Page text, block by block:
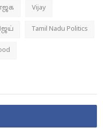
Vijay
Tamil Nadu Politics